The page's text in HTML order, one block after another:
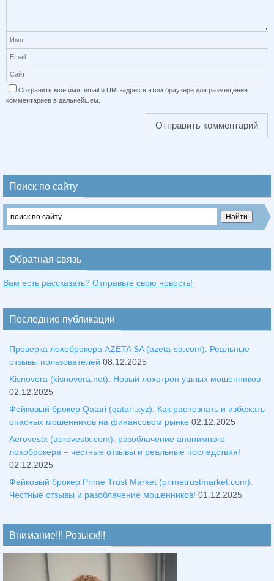
Сохранить моё имя, email и URL-адрес в этом браузере для размещения
комментариев в дальнейшем.
Поиск по сайту
Обратная связь
Вам есть рассказать? Отправьте свою новость!
Последние публикации
Проверка лохоброкера AZETA SA (azeta-sa.com). Реальные
отзывы пользователей 08.12.2025
Kisnovera (kisnovera.net). Новый лохотрон ушлых мошенников
02.12.2025
Фейковый брокер Qatari (qatari.xyz). Как распознать и избежать
опасных мошенников на финансовом рынке 02.12.2025
Aerovestx (aerovestx.com): разоблачение анонимного
лохоброкера – честные отзывы и реальные последствия!
02.12.2025
Фейковый брокер Prime Trust Market (primetrustmarket.com).
Честные отзывы и разоблачение мошенников! 01.12.2025
Внимание!!! Розыск!!!